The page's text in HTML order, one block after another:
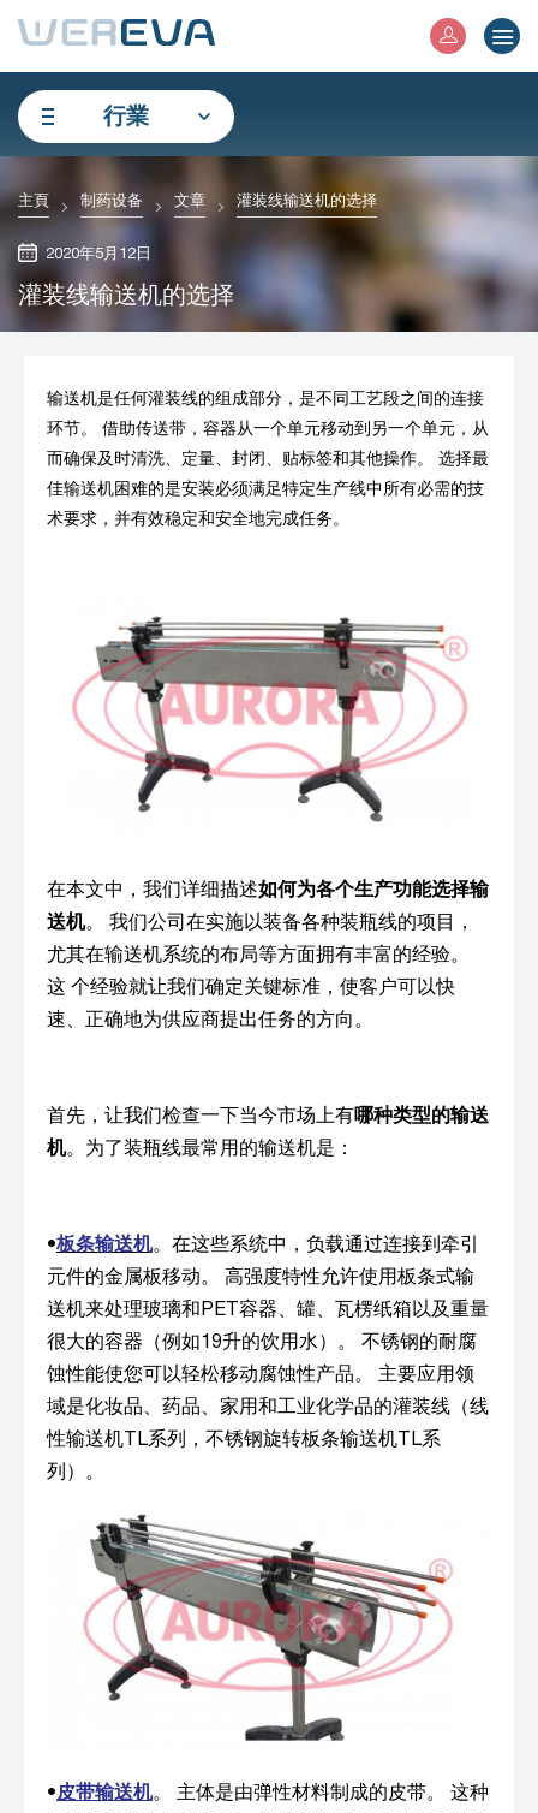
行業
主頁 制药设备 文章 灌装线输送机的选择
2020年5月12日
灌装线输送机的选择
输送机是任何灌装线的组成部分，是不同工艺段之间的连接
环节。 借助传送带，容器从一个单元移动到另一个单元，从
而确保及时清洗、定量、封闭、贴标签和其他操作。 选择最
佳输送机困难的是安装必须满足特定生产线中所有必需的技
术要求，并有效稳定和安全地完成任务。
在本文中，我们详细描述如何为各个生产功能选择输
送机。 我们公司在实施以装备各种装瓶线的项目，
尤其在输送机系统的布局等方面拥有丰富的经验。
这 个经验就让我们确定关键标准，使客户可以快
速、正确地为供应商提出任务的方向。
首先，让我们检查一下当今市场上有 哪种类型的输送
机。为了装瓶线最常用的输送机是：
•板条输送机。在这些系统中，负载通过连接到牵引
元件的金属板移动。 高强度特性允许使用板条式输
送机来处理玻璃和PET容器、罐、瓦楞纸箱以及重量
很大的容器（例如19升的饮用水）。 不锈钢的耐腐
蚀性能使您可以轻松移动腐蚀性产品。 主要应用领
域是化妆品、药品、家用和工业化学品的灌装线（线
性输送机TL系列，不锈钢旋转板条输送机TL系
列）。
• 皮带输送机。 主体是由弹性材料制成的皮带。 这种